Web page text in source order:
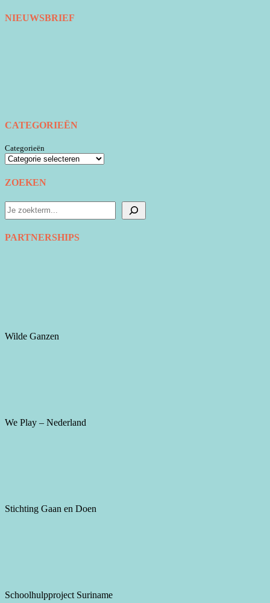
NIEUWSBRIEF
CATEGORIEËN
Categorieën
ZOEKEN
Zoeken
PARTNERSHIPS
Wilde Ganzen
We Play – Nederland
Stichting Gaan en Doen
Schoolhulpproject Suriname